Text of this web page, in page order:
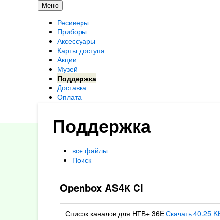
Меню
Ресиверы
Приборы
Аксессуары
Карты доступа
Акции
Музей
Поддержка
Доставка
Оплата
Поддержка
все файлы
Поиск
Openbox AS4К CI
Список каналов для НТВ+ 36E Скачать 40.25